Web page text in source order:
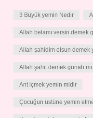
3 Büyük yemin Nedir
Allah belamı versin demek
Allah şahidim olsun demek
Allah şahit demek günah mı
Ant içmek yemin midir
Çocuğun üstüne yemin